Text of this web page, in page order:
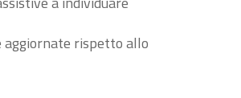
aggiornate rispetto allo